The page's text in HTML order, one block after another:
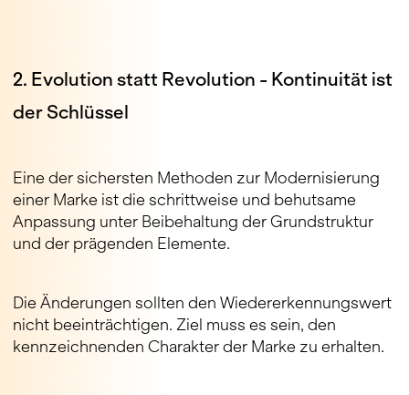
2. Evolution statt Revolution - Kontinuität ist
der Schlüssel
Eine der sichersten Methoden zur Modernisierung
einer Marke ist die schrittweise und behutsame
Anpassung unter Beibehaltung der Grundstruktur
und der prägenden Elemente.
Die Änderungen sollten den Wiedererkennungswert
nicht beeinträchtigen. Ziel muss es sein, den
kennzeichnenden Charakter der Marke zu erhalten.